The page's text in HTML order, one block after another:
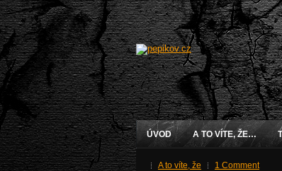
ÚVOD A TO VÍTE, ŽE…
A to víte, že 1 Comment